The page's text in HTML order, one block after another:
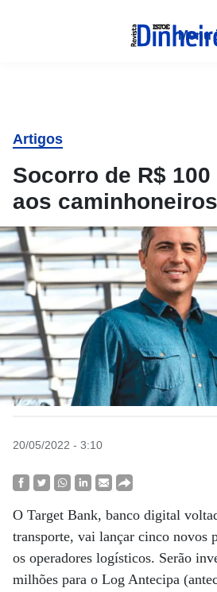
Menu
Artigos
Socorro de R$
aos caminhoneiros
20/05/2022 - 3:10
O Target Bank, banco digital
transporte, vai lançar cinco novos
os operadores logísticos. Serão
milhões para o Log Antecipa